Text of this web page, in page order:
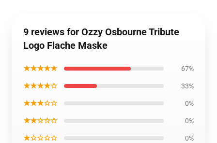
9 reviews for Ozzy Osbourne Tribute
Logo Flache Maske
★★★★★ 67%
★★★★☆ 33%
★★★☆☆ 0%
★★☆☆☆ 0%
★☆☆☆☆ 0%